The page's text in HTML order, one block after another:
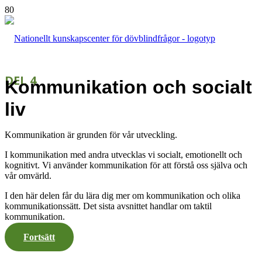
DEL 4
Kommunikation och socialt
liv
Kommunikation är grunden för vår utveckling.
I kommunikation med andra utvecklas vi socialt, emotionellt och
kognitivt. Vi använder kommunikation för att förstå oss själva och
vår omvärld.
I den här delen får du lära dig mer om kommunikation och olika
kommunikationssätt. Det sista avsnittet handlar om taktil
kommunikation.
Fortsätt